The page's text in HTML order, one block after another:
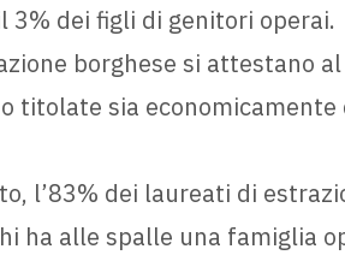
3% dei figli di genitori operai.
borghese si attestano
titolate sia economicamente
l’83% dei laureati di
ha alle spalle una famiglia